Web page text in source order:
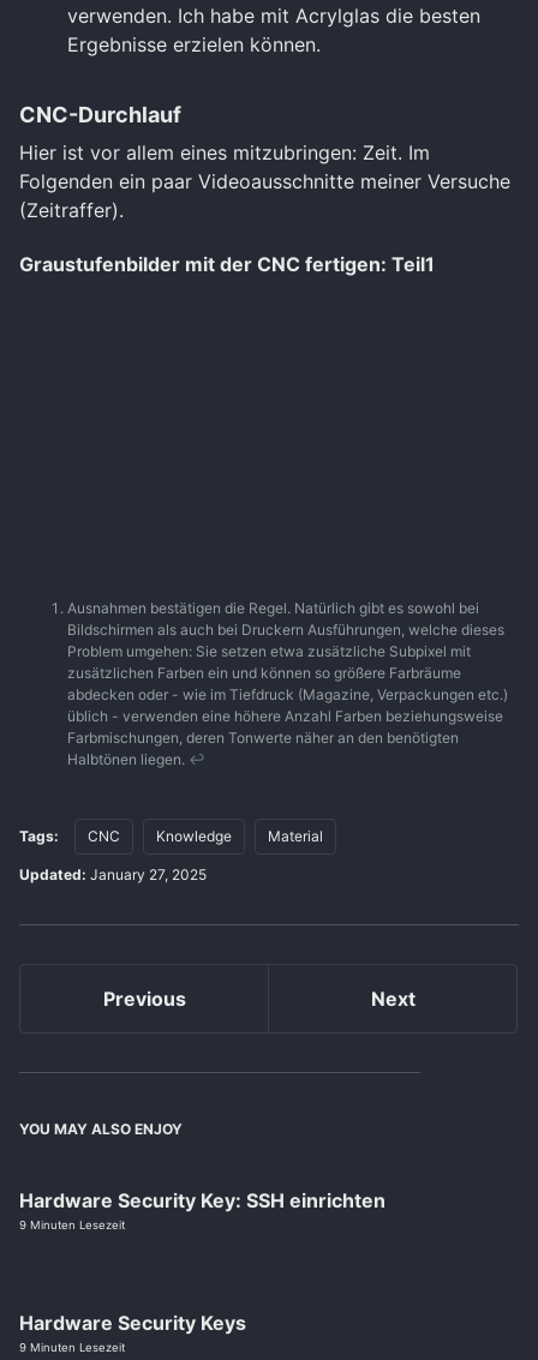
verwenden. Ich habe mit Acrylglas die besten
Ergebnisse erzielen können.
CNC-Durchlauf
Hier ist vor allem eines mitzubringen: Zeit. Im
Folgenden ein paar Videoausschnitte meiner Versuche
(Zeitraffer).
Graustufenbilder mit der CNC fertigen: Teil1
Ausnahmen bestätigen die Regel. Natürlich gibt es sowohl bei
Bildschirmen als auch bei Druckern Ausführungen, welche dieses
Problem umgehen: Sie setzen etwa zusätzliche Subpixel mit
zusätzlichen Farben ein und können so größere Farbräume
abdecken oder - wie im Tiefdruck (Magazine, Verpackungen etc.)
üblich - verwenden eine höhere Anzahl Farben beziehungsweise
Farbmischungen, deren Tonwerte näher an den benötigten
Halbtönen liegen. ↩
Tags: CNC Knowledge Material
Updated: January 27, 2025
Previous Next
YOU MAY ALSO ENJOY
Hardware Security Key: SSH einrichten
9 Minuten Lesezeit
Hardware Security Keys
9 Minuten Lesezeit